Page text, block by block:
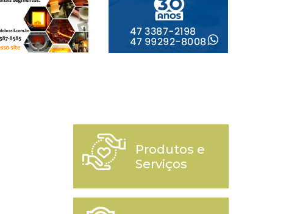
Produtos e
Serviços